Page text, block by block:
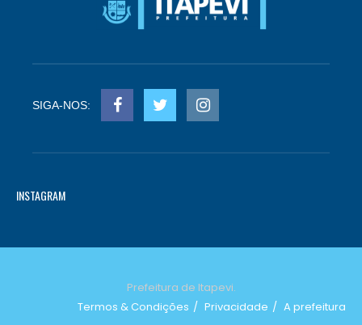
SIGA-NOS:
INSTAGRAM
Prefeitura de Itapevi.
Termos & Condições
Privacidade A prefeitura